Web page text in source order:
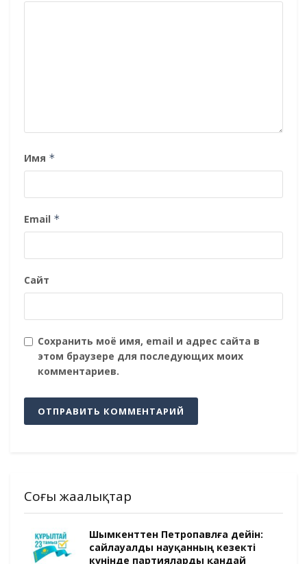
Имя *
Email *
Сайт
Сохранить моё имя, email и адрес сайта в
этом браузере для последующих моих
комментариев.
Соңғы жаңалықтар
Шымкенттен Петропавлға дейін:
сайлауалды науқанның кезекті
күнінде партияларды қандай